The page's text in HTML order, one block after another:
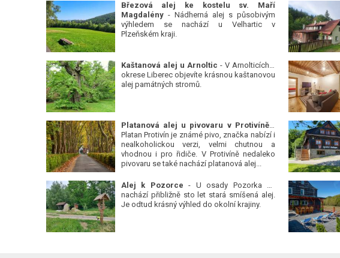
Březová alej ke kostelu sv. Maří
Magdalény- Nádherná alej s působivým
výhledem se nachází u Velhartic v
Plzeňském kraji.
Kaštanová alej u Arnoltic - V Arnolticích v
okrese Liberec objevíte krásnou kaštanovou
alej památných stromů.
Platanová alej u pivovaru v Protivíně
-
Platan Protivín je známé pivo, značka nabízí i
nealkoholickou verzi, velmi chutnou a
vhodnou i pro řidiče. V Protivíně nedaleko
pivovaru se také nachází platanová alej...
Alej k Pozorce - U osady Pozorka se
nachází přibližně sto let stará smíšená alej.
Je odtud krásný výhled do okolní krajiny.